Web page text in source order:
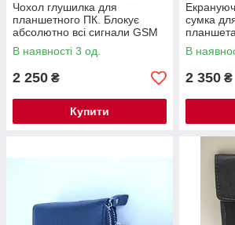
Чохол глушилка для
планшетного ПК. Блокує
абсолютно всі сигнали GSM
GPS WI-FI Bluetooth 440мм х
280мм
В наявності 3 од.
2 250 ₴
Купити
сумка
В
2 350 ₴